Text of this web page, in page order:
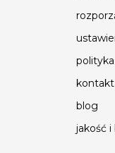
kontakt
blog
jakość